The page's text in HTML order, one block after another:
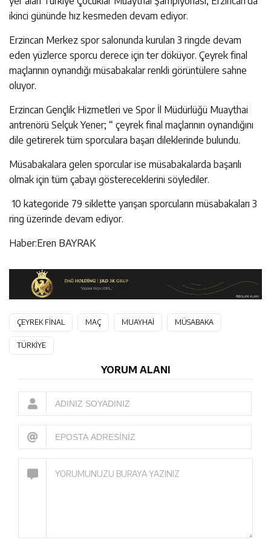
ikinci gününde hız kesmeden devam ediyor.
Erzincan Merkez spor salonunda kurulan 3 ringde devam
eden yüzlerce sporcu derece için ter döküyor. Çeyrek final
maçlarının oynandığı müsabakalar renkli görüntülere sahne
oluyor.
Erzincan Gençlik Hizmetleri ve Spor İl Müdürlüğü Muaythai
antrenörü Selçuk Yener; “ çeyrek final maçlarının oynandığını
dile getirerek tüm sporculara başarı dileklerinde bulundu.
Müsabakalara gelen sporcular ise müsabakalarda başarılı
olmak için tüm çabayı göstereceklerini söylediler.
10 kategoride 79 siklette yarışan sporcuların müsabakaları 3
ring üzerinde devam ediyor.
Haber:Eren BAYRAK
ÇEYREK FİNAL MAÇ MUAYHAİ MÜSABAKA
TÜRKİYE
YORUM ALANI